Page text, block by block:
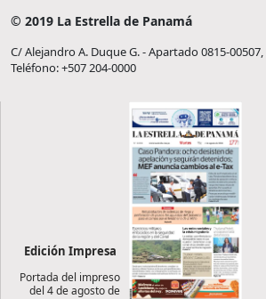
© 2019 La Estrella de Panamá
C/ Alejandro A. Duque G. - Apartado 0815-
Teléfono: +507 204-0000
Edición Impresa
Portada del impreso
del 4 de agosto de